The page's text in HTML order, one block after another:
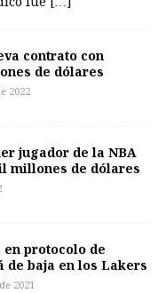
contrato con
de dólares
2022
jugador de la NBA
millones de dólares
protocolo de
de baja en los Lakers
2021